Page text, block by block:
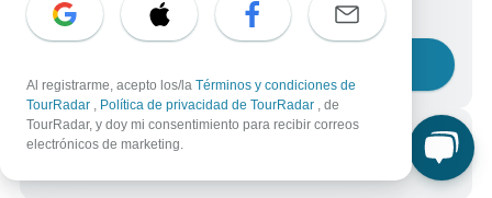
Escríbenos un mensaje
Llámanos
Al registrarme, acepto los/la Términos y condiciones de
TourRadar , Política de privacidad de TourRadar , de
TourRadar, y doy mi consentimiento para recibir correos
electrónicos de marketing.